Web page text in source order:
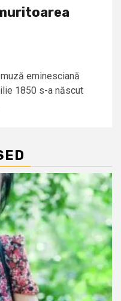
eminesciană
1850 s-a născut